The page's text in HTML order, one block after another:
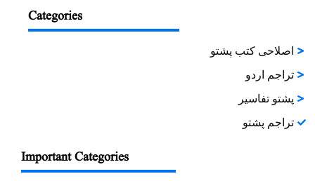
Categories
اصلاحی کتب پشتو
تراجم اردو
پشتو تفاسیر
تراجم پشتو
Important Categories